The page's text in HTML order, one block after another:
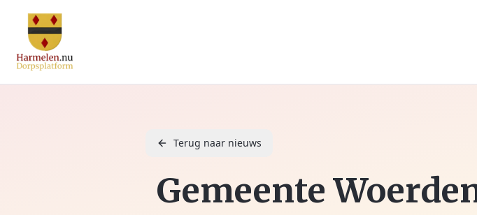
Terug naar nieuws
Gemeente